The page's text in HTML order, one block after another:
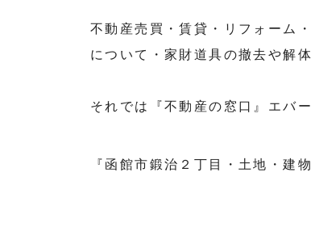
不動産売買・賃貸・リフォーム
について・家財道具の撤去や解
それでは『不動産の窓口』エバ
『函館市鍛治２丁目・土地・建